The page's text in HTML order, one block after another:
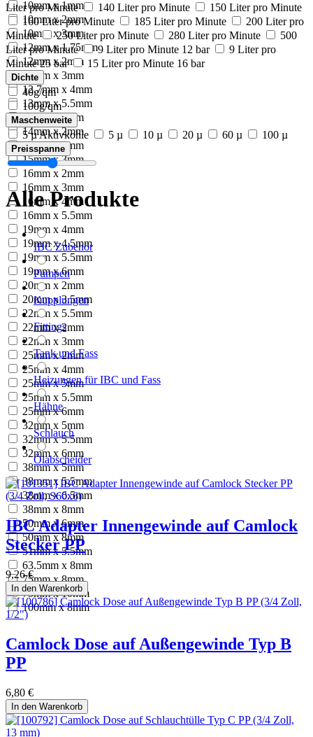
10mm x 1mm
10mm x 2mm
10mm x 3mm
12mm x 1.75mm
12mm x 2mm
12mm x 3mm
12.7mm x 4mm
13mm x 5.5mm
13mm x 6mm
14mm x 2mm
15mm x 2mm
15mm x 3mm
16mm x 2mm
16mm x 3mm
16mm x 4mm
16mm x 5.5mm
19mm x 4mm
19mm x 4.5mm
19mm x 5.5mm
19mm x 6mm
20mm x 2mm
20mm x 3.5mm
22mm x 5.5mm
22mm x 2mm
22mm x 3mm
25mm x 2mm
25mm x 4mm
25mm x 5mm
25mm x 5.5mm
25mm x 6mm
32mm x 5mm
32mm x 5.5mm
32mm x 6mm
38mm x 5mm
38mm x 5.5mm
38mm x 6.5mm
38mm x 8mm
50mm x 6mm
50mm x 8mm
51mm x 5.5mm
63.5mm x 8mm
75mm x 8mm
75mm x 10mm
100mm x 8mm
Liter pro Minute 140 Liter pro Minute
150 Liter pro Minute
160 Liter pro Minute
185 Liter pro Minute
200 Liter pro
Minute
250 Liter pro Minute 280 Liter pro Minute
500
Liter pro Minute
9 Liter pro Minute 12 bar
9 Liter pro
Minute 25 bar
15 Liter pro Minute 16 bar
Dichte
40g/qm
100g/qm
Maschenweite
5 µ Aktivkohle 5 µ 10 µ 20 µ 60 µ 100 µ
Preisspanne
Alle Produkte
IBC Zubehör
Pumpen
Kupplungen
Fittings
Tank und Fass
Heizungen für IBC und Fass
Hähne
Schlauch
Ölabscheider
IBC Adapter Innengewinde auf Camlock
Stecker PP
9,26€
In den Warenkorb
Camlock Dose auf Außengewinde Typ B
PP
6,80 €
In den Warenkorb